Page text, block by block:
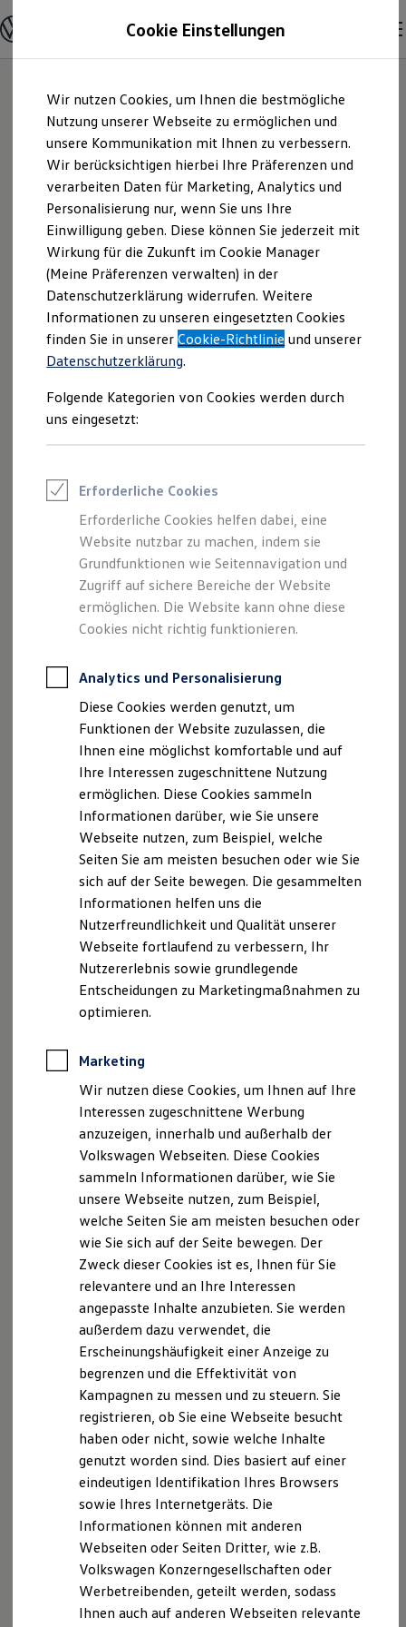
Hauptinhalt
springen
Footer
springen
Modelle & Konfigurator
Nutzfahrzeugkategorien entdecken
Modelle konfigurieren
Vorgängermodelle und Oldtimer
Vorgängermodelle
Oldtimer
Bulli Historie
Branchenlösungen & Gewerbekunden
Umbaulösungen und Hersteller finden
Auf- und Umbauten entdecken & konfigurieren
Groß- und Sonderkunden
Großkunden
Kommunen & Behörden
Journalisten
Sportvereine
Branchenlösungen
Bau & Handwerk
Gewerbliche Personenbeförderung
Service & mobile Werkstätten
Kurier, Logistik & Handel
Feuerwehr
Rettungsdienste
ONE Business ID Vorteile
Fahrzeugsuche & Marktplatz
Digitaler Marktplatz
Kauf & Finanzierung
Online-Fahrzeugbewertung
Aktionen & Angebote
E-Auto-Förderung
Für Privatkunden
Für Gewerbekunden
Profi Paket
TopDeal
Zertifizierte Gebrauchtwagen
Für Privatkunden
Für Gewerbekunden
Leasing
Für Privatkunden
Für Gewerbekunden
Versicherungen & Garantien
Garantien
Kfz-Versicherung für Nutzfahrzeuge
Restschuldversicherung
Wartungsverträge
Besitzer & Service
Reparatur & Service
Sommer-Special
Reparatur, Pflege & Inspektion
Servicetermin anfragen
Service-Vorteile bei Volkswagen Nutzfahrzeuge
ServicePlus
Economy Service
Räder & Reifen Service
Ersatzfahrzeuge
Software, Konnektivität & Apps
California App
VW Connect für Ihren ID. Buzz
VW Connect für Ihren Transporter/Caravelle
VW Connect für Ihren Amarok
VW Connect für andere Modelle
Connect Pro
Fleet Interface Data
Multistop Pathfinder
Übersicht Software Updates
Hilfreiches für Besitzer
Fahrerassistenz- und Sicherheitssysteme
Kontrollleuchten
Kurzfahrprofile und Ölverdünnung
XTL-Dieselkraftstoff
Ersatzteile und Betriebsflüssigkeiten
Original Zubehör und Lifestyle Produkte
myVolkswagen
myVolkswagen Business
Elektrisch & Autonom
Elektro - & Hybridfahrzeuge
Unser Ansatz
Klimafreundlicher Strom
Reichweite & Ladelösungen
Reichweitensimulator
Ladezeitensimulator
Ladelösungen für Privatkunden
Ladelösungen für Gewerbekunden
Wallbox und Ladekabel
Förderung & Kosten der Elektrofahrzeuge
Fördermöglichkeiten für Privatkunden
Fördermöglichkeiten für Gewerbekunden
Auto-Müller GmbH
& Co. KG |
Impressum &
Rechtliches
Hier finden Sie Informationen über die
Auto-Müller GmbH & Co. KG als
verantwortliche Anbieterin von Inhalten
und Angeboten, die auf dieser Webseite
Impressum
Datenschutzerklärung
Impressum
Auto-Müller GmbH & Co. KG
Hessenstraße 1
35625 Hüttenberg
Telefon: 06441 / 97 97-0
Fax: 06441 / 97 97-55
E-Mail:info@auto-mueller-online.de
Geschäftsführer: Sabine Fremerey, Lysander T.
Schäfer
USt.-ID: DE113743665
Handelsregister: Wetzlar HRA 2887
Versicherungsvermittlerregister: D-FPRM-FSWJT-85
Hinweis gemäß § 36
Verbraucherstreitbeilegungsgesetz (VSBG)
„Wir sind zur Teilnahme an einem
Streitbeilegungsverfahren vor einer
verpflichtet.“
Unseren externen Datenschutzbeauftragten erreichen
Sie unter:
datenschutz@auto-mueller-online.de
Datenschutzerklärung
Datenschutzinformation der Auto-Müller GmbH & Co.
Vorwort
Wir informieren Sie transparent darüber, wann und
wie wir Ihre persönlichen Daten in unserem Haus
sicher verarbeiten. Der Umgang mit unseren Kunden
und Interessenten ist für uns Vertrauenssache. Daher
nehmen wir den Schutz Ihrer privaten Daten sehr
ernst und legen großen Wert auf den sorgsamen und
sicheren Umgang mit Ihren privaten Daten und auf
den Schutz dieser Daten vor Missbrauch.
Damit Sie sich mit Ihren Daten in unserem Haus
sicher und wohl fühlen, handeln wir stets in
Übereinstimmung mit den einschlägigen gesetzlichen
Bestimmungen zum Schutz personenbezogener
Cookie Einstellungen
Wir nutzen Cookies, um Ihnen die bestmögliche
Nutzung unserer Webseite zu ermöglichen und
unsere Kommunikation mit Ihnen zu verbessern.
Wir berücksichtigen hierbei Ihre Präferenzen und
verarbeiten Daten für Marketing, Analytics und
Personalisierung nur, wenn Sie uns Ihre
Einwilligung geben. Diese können Sie jederzeit mit
Wirkung für die Zukunft im Cookie Manager
(Meine Präferenzen verwalten) in der
Datenschutzerklärung widerrufen. Weitere
Informationen zu unseren eingesetzten Cookies
finden Sie in unsererCookie-Richtlinie und unserer
Datenschutzerklärung.
Folgende Kategorien von Cookies werden durch
uns eingesetzt:
Erforderliche Cookies
Erforderliche Cookies helfen dabei, eine
Website nutzbar zu machen, indem sie
Grundfunktionen wie Seitennavigation und
Zugriff auf sichere Bereiche der Website
ermöglichen. Die Website kann ohne diese
Cookies nicht richtig funktionieren.
Analytics und Personalisierung
Diese Cookies werden genutzt, um
Funktionen der Website zuzulassen, die
Ihnen eine möglichst komfortable und auf
Ihre Interessen zugeschnittene Nutzung
ermöglichen. Diese Cookies sammeln
Informationen darüber, wie Sie unsere
Webseite nutzen, zum Beispiel, welche
Seiten Sie am meisten besuchen oder wie Sie
sich auf der Seite bewegen. Die gesammelten
Informationen helfen uns die
Nutzerfreundlichkeit und Qualität unserer
Webseite fortlaufend zu verbessern, Ihr
Nutzererlebnis sowie grundlegende
Entscheidungen zu Marketingmaßnahmen zu
optimieren.
Marketing
Wir nutzen diese Cookies, um Ihnen auf Ihre
Interessen zugeschnittene Werbung
anzuzeigen, innerhalb und außerhalb der
Volkswagen Webseiten. Diese Cookies
sammeln Informationen darüber, wie Sie
unsere Webseite nutzen, zum Beispiel,
welche Seiten Sie am meisten besuchen oder
wie Sie sich auf der Seite bewegen. Der
Zweck dieser Cookies ist es, Ihnen für Sie
relevantere und an Ihre Interessen
angepasste Inhalte anzubieten. Sie werden
außerdem dazu verwendet, die
Erscheinungshäufigkeit einer Anzeige zu
begrenzen und die Effektivität von
Kampagnen zu messen und zu steuern. Sie
registrieren, ob Sie eine Webseite besucht
haben oder nicht, sowie welche Inhalte
genutzt worden sind. Dies basiert auf einer
eindeutigen Identifikation Ihres Browsers
sowie Ihres Internetgeräts. Die
Informationen können mit anderen
Webseiten oder Seiten Dritter, wie z.B.
Volkswagen Konzerngesellschaften oder
Werbetreibenden, geteilt werden, sodass
Ihnen auch auf anderen Webseiten relevante